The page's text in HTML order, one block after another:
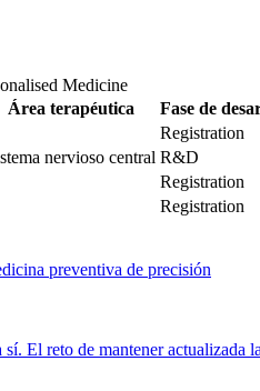
Medicine
Área terapéutica
Fase de
Registration
nervioso central R&D
Registration
Registration
preventiva de precisión
El reto de mantener actualizada